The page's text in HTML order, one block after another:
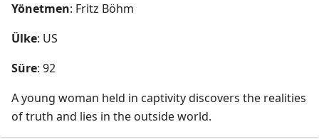
Yönetmen: Fritz Böhm
Ülke: US
Süre: 92
A young woman held in captivity discovers the realities
of truth and lies in the outside world.